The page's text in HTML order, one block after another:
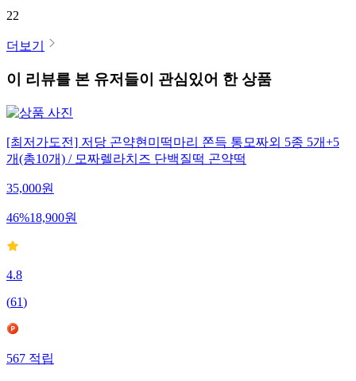
22
더보기
이 리뷰를 본 유저들이 관심있어 한 상품
[최저가도전] 저당 곤약현미떡마리 쫀득 통모짜외 5종 5개+5
개(총10개) / 모짜렐라치즈 단백질떡 곤약떡
35,000원
46%18,900원
4.8
(61)
567 적립